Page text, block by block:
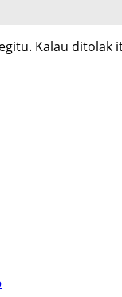
Kalau ditolak